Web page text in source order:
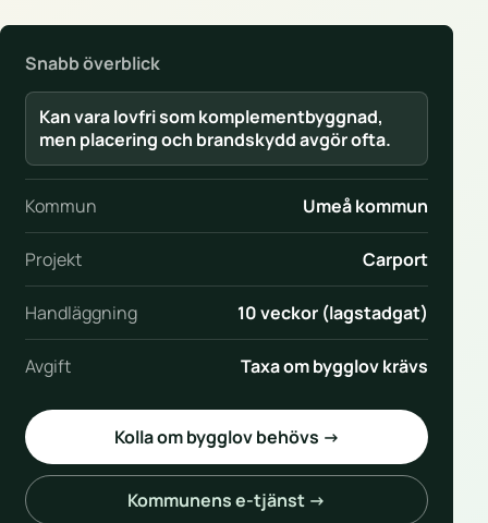
Snabb överblick
Kan vara lovfri som komplementbyggnad,
men placering och brandskydd avgör ofta.
Kommun Umeå kommun
Projekt Carport
Handläggning 10 veckor (lagstadgat)
Avgift Taxa om bygglov krävs
Kolla om bygglov behövs →
Kommunens e-tjänst →